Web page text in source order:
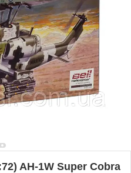
AH-1W Super Cobra